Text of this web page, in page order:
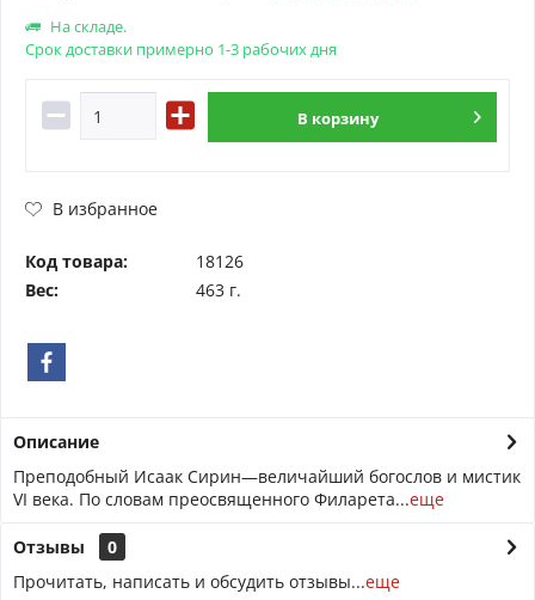
На складе.
Срок доставки примерно 1-3 рабочих дня
В корзину
В избранное
Код товара:
18126
Вес:
463 г.
Описание
Преподобный Исаак Сирин—величайший богослов и мистик
VI века. По словам преосвященного Филарета...еще
Отзывы
0
Прочитать, написать и обсудить отзывы...еще